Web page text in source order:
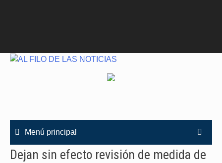
Menú principal
Dejan sin efecto revisión de medida de